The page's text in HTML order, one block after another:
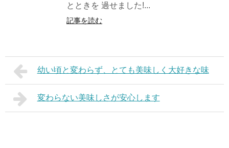
とときを 過せました!...
記事を読む
幼い頃と変わらず、とても美味しく大好きな味
変わらない美味しさが安心します